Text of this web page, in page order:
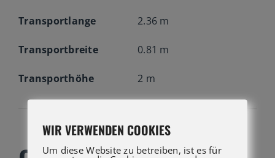
Transportlange 2.36 m
Transportbreite 0.81 m
Transporthöhe 2 m
WIR VERWENDEN COOKIES
Um diese Website zu betreiben, ist es für